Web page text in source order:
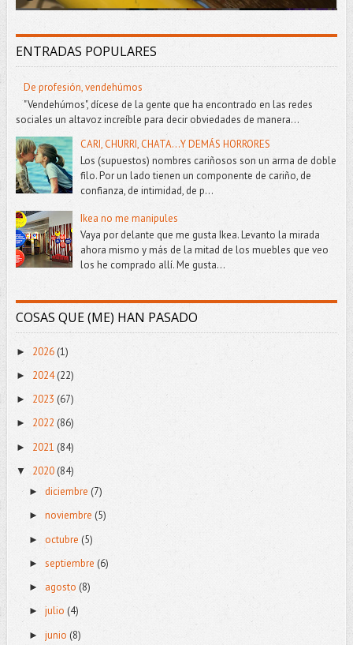
ENTRADAS POPULARES
De profesión, vendehúmos
"Vendehúmos", dícese de la gente que ha encontrado en las redes
sociales un altavoz increíble para decir obviedades de manera...
CARI, CHURRI, CHATA...Y DEMÁS HORRORES
Los (supuestos) nombres cariñosos son un arma de doble
filo. Por un lado tienen un componente de cariño, de
confianza, de intimidad, de p...
Ikea no me manipules
Vaya por delante que me gusta Ikea. Levanto la mirada
ahora mismo y más de la mitad de los muebles que veo
los he comprado allí. Me gusta...
COSAS QUE (ME) HAN PASADO
► 2026(1)
► 2024(22)
► 2023 (67)
► 2022 (86)
► 2021 (84)
▼ 2020 (84)
► diciembre (7)
► noviembre (5)
► octubre (5)
► septiembre (6)
► agosto (8)
► julio (4)
► junio (8)